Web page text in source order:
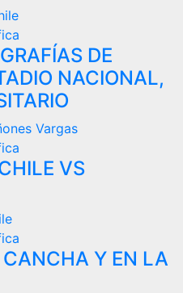
DE
NACIONAL,
Vargas
VS
Y EN LA